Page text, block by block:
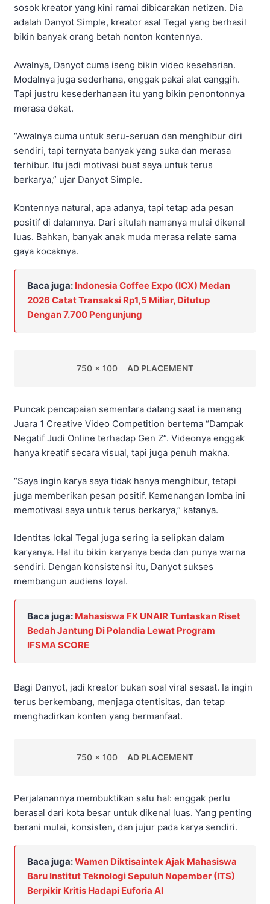
sosok kreator yang kini ramai dibicarakan netizen. Dia
adalah Danyot Simple, kreator asal Tegal yang berhasil
bikin banyak orang betah nonton kontennya.
Awalnya, Danyot cuma iseng bikin video keseharian.
Modalnya juga sederhana, enggak pakai alat canggih.
Tapi justru kesederhanaan itu yang bikin penontonnya
merasa dekat.
“Awalnya cuma untuk seru-seruan dan menghibur diri
sendiri, tapi ternyata banyak yang suka dan merasa
terhibur. Itu jadi motivasi buat saya untuk terus
berkarya,” ujar Danyot Simple.
Kontennya natural, apa adanya, tapi tetap ada pesan
positif di dalamnya. Dari situlah namanya mulai dikenal
luas. Bahkan, banyak anak muda merasa relate sama
gaya kocaknya.
Baca juga: Indonesia Coffee Expo (ICX) Medan
2026 Catat Transaksi Rp1,5 Miliar, Ditutup
Dengan 7.700 Pengunjung
750 x 100 AD PLACEMENT
Puncak pencapaian sementara datang saat ia menang
Juara 1 Creative Video Competition bertema “Dampak
Negatif Judi Online terhadap Gen Z”. Videonya enggak
hanya kreatif secara visual, tapi juga penuh makna.
“Saya ingin karya saya tidak hanya menghibur, tetapi
juga memberikan pesan positif. Kemenangan lomba ini
memotivasi saya untuk terus berkarya,” katanya.
Identitas lokal Tegal juga sering ia selipkan dalam
karyanya. Hal itu bikin karyanya beda dan punya warna
sendiri. Dengan konsistensi itu, Danyot sukses
membangun audiens loyal.
Baca juga: Mahasiswa FK UNAIR Tuntaskan Riset
Bedah Jantung Di Polandia Lewat Program
IFSMA SCORE
Bagi Danyot, jadi kreator bukan soal viral sesaat. Ia ingin
terus berkembang, menjaga otentisitas, dan tetap
menghadirkan konten yang bermanfaat.
750 x 100 AD PLACEMENT
Perjalanannya membuktikan satu hal: enggak perlu
berasal dari kota besar untuk dikenal luas. Yang penting
berani mulai, konsisten, dan jujur pada karya sendiri.
Baca juga:Wamen Diktisaintek Ajak Mahasiswa
Baru Institut Teknologi Sepuluh Nopember (ITS)
Berpikir Kritis Hadapi Euforia AI